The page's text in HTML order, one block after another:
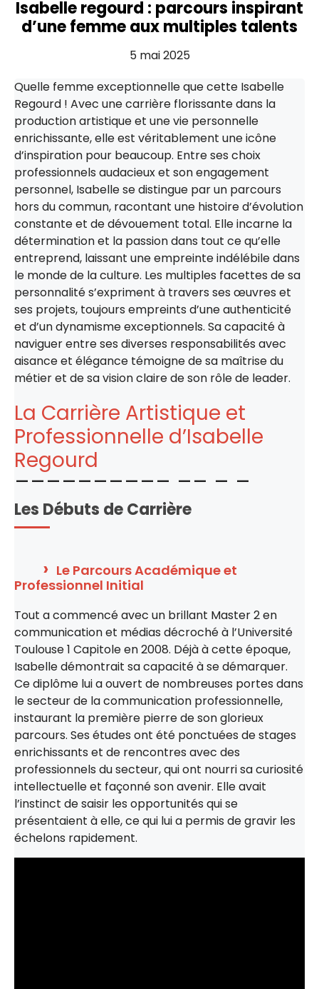
Isabelle regourd : parcours inspirant
d’une femme aux multiples talents
5 mai 2025
Quelle femme exceptionnelle que cette Isabelle
Regourd ! Avec une carrière florissante dans la
production artistique et une vie personnelle
enrichissante, elle est véritablement une icône
d’inspiration pour beaucoup. Entre ses choix
professionnels audacieux et son engagement
personnel, Isabelle se distingue par un parcours
hors du commun, racontant une histoire d’évolution
constante et de dévouement total. Elle incarne la
détermination et la passion dans tout ce qu’elle
entreprend, laissant une empreinte indélébile dans
le monde de la culture. Les multiples facettes de sa
personnalité s’expriment à travers ses œuvres et
ses projets, toujours empreints d’une authenticité
et d’un dynamisme exceptionnels. Sa capacité à
naviguer entre ses diverses responsabilités avec
aisance et élégance témoigne de sa maîtrise du
métier et de sa vision claire de son rôle de leader.
La Carrière Artistique et
Professionnelle d’Isabelle
Regourd
Les Débuts de Carrière
Le Parcours Académique et
Professionnel Initial
Tout a commencé avec un brillant Master 2 en
communication et médias décroché à l’Université
Toulouse 1 Capitole en 2008. Déjà à cette époque,
Isabelle démontrait sa capacité à se démarquer.
Ce diplôme lui a ouvert de nombreuses portes dans
le secteur de la communication professionnelle,
instaurant la première pierre de son glorieux
parcours. Ses études ont été ponctuées de stages
enrichissants et de rencontres avec des
professionnels du secteur, qui ont nourri sa curiosité
intellectuelle et façonné son avenir. Elle avait
l’instinct de saisir les opportunités qui se
présentaient à elle, ce qui lui a permis de gravir les
échelons rapidement.